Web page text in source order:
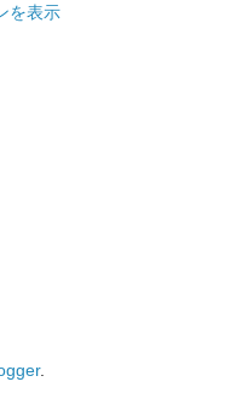
を表示
.